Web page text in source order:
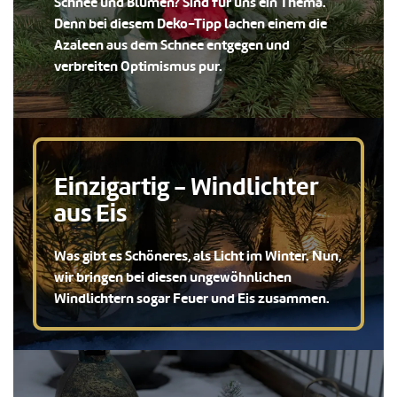
Denn bei diesem Deko-Tipp lachen einem die
Azaleen aus dem Schnee entgegen und
verbreiten Optimismus pur.
Einzigartig - Windlichter
aus Eis
Was gibt es Schöneres, als Licht im Winter. Nun,
wir bringen bei diesen ungewöhnlichen
Windlichtern sogar Feuer und Eis zusammen.